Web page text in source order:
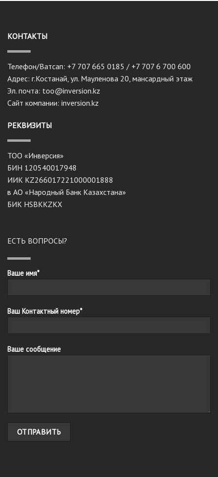
КОНТАКТЫ
Телефон/Ватсап: +7 707 665 0185 / +7 707 6 700 600
Адрес: г.Костанай, ул. Мауленова 20, мансардный этаж
Эл. почта: too@inversion.kz
Сайт компании: inversion.kz
РЕКВИЗИТЫ
ТОО «Инверсия»
БИН 120540017948
ИИК KZ266017221000001888
в АО «Народный Банк Казахстана»
БИК HSBKKZKX
ЕСТЬ ВОПРОСЫ?
Ваше имя*
Ваш Контактный номер*
Ваше сообщение